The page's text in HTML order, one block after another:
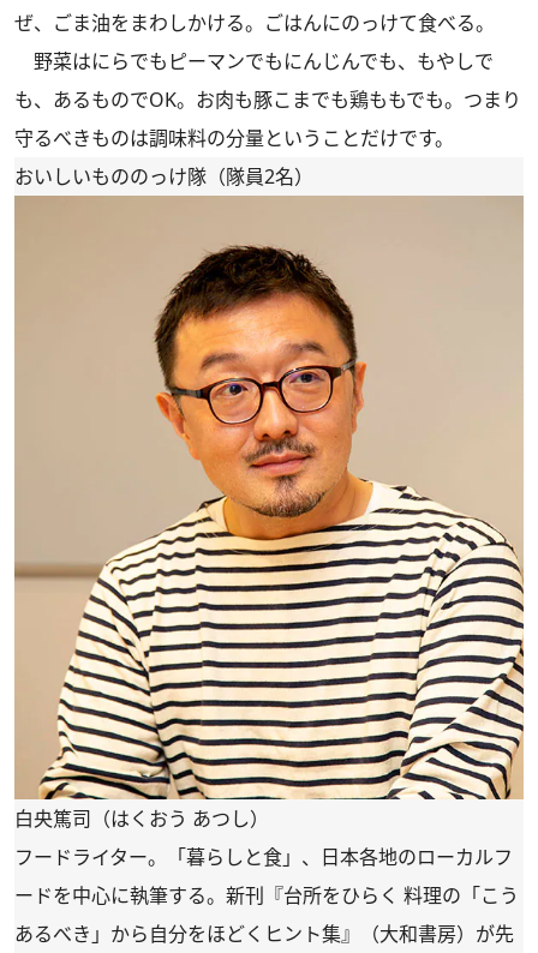
ぜ、ごま油をまわしかける。ごはんにのっけて食べる。
野菜はにらでもピーマンでもにんじんでも、もやしで
も、あるものでOK。お肉も豚こまでも鶏ももでも。つまり
守るべきものは調味料の分量ということだけです。
おいしいもののっけ隊（隊員2名）
白央篤司（はくおう あつし）
フードライター。「暮らしと食」、日本各地のローカルフ
ードを中心に執筆する。新刊 『台所をひらく 料理の「こう
あるべき」から自分をほどくヒント集』
（大和書房）が先